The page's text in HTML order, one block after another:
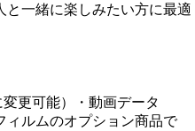
と一緒に楽しみたい方に最適
更可能）・動画データ
ィルムのオプション商品で